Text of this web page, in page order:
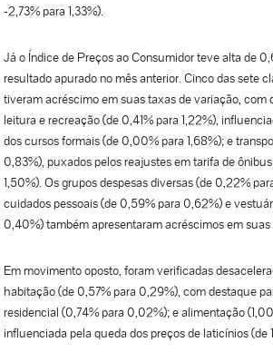
-2,73% para 1,33%).
Já o Índice de Preços ao Consumidor teve alta de
resultado apurado no mês anterior. Cinco das sete
tiveram acréscimo em suas taxas de variação, com
leitura e recreação (de 0,41% para 1,22%),
dos cursos formais (de 0,00% para 1,68%); e
0,83%), puxados pelos reajustes em tarifa de
1,50%). Os grupos despesas diversas (de 0,22%
cuidados pessoais (de 0,59% para 0,62%) e
0,40%) também apresentaram acréscimos em
Em movimento oposto, foram verificadas
habitação (de 0,57% para 0,29%), com destaque
residencial (0,74% para 0,02%); e alimentação
influenciada pela queda dos preços de laticínios (de